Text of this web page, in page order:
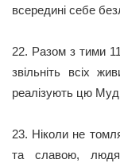
всередині себе
22. Разом з тими
звільніть всіх
реалізують цю
23. Ніколи не
та славою,